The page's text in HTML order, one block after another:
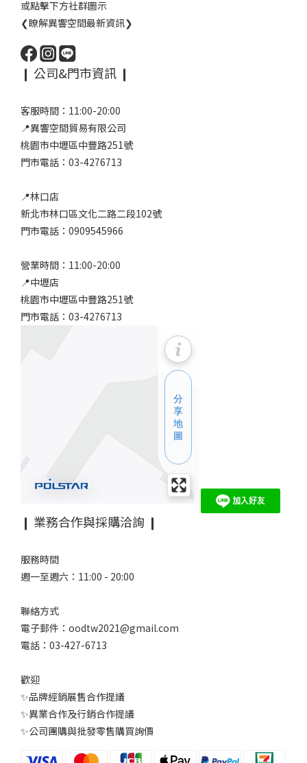
或點擊下方社群圖示
❮瞭解異響空間最新資訊❯
❙ 公司&門市資訊 ❙
客服時間：11:00-20:00
📍異響空間貿易有限公司
桃園市中壢區中豐路251號
門市電話：03-4276713
📍林口店
新北市林口區文化二路二段102號
門市電話：0909545966
營業時間：11:00-20:00
📍中壢店
桃園市中壢區中豐路251號
門市電話：03-4276713
❙ 業務合作與採購洽詢 ❙
服務時間
週一至週六：11:00 - 20:00
聯絡方式
電子郵件：oodtw2021@gmail.com
電話：03-427-6713
歡迎
✨品牌經銷展售合作提議
✨異業合作及行銷合作提議
✨公司團購與批發零售購買詢價